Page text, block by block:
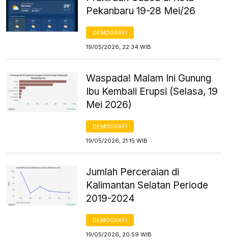
Pekanbaru 19-28 Mei/26
DEMOGRAFI
19/05/2026, 22:34 WIB
Waspada! Malam Ini Gunung
Ibu Kembali Erupsi (Selasa, 19
Mei 2026)
DEMOGRAFI
19/05/2026, 21:15 WIB
Jumlah Perceraian di
Kalimantan Selatan Periode
2019-2024
DEMOGRAFI
19/05/2026, 20:59 WIB